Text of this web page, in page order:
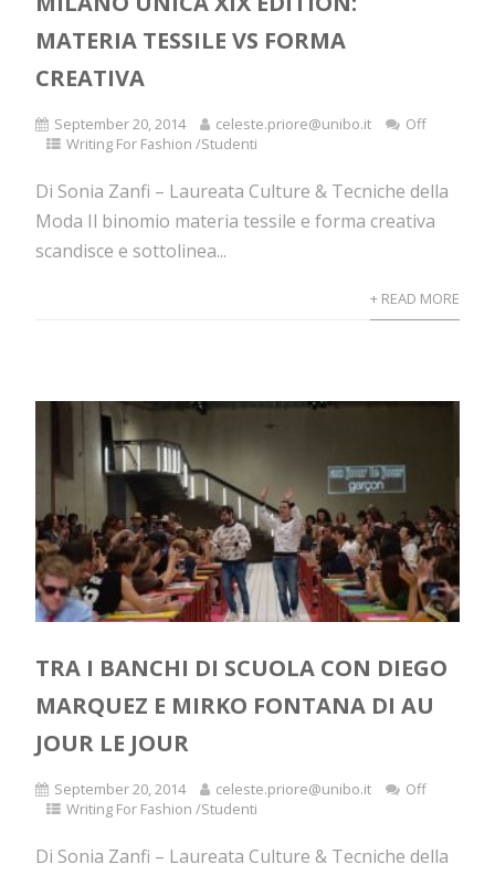
MATERIA TESSILE VS FORMA
CREATIVA
September 20, 2014 celeste.priore@unibo.it
Off
Writing For Fashion /Studenti
Di Sonia Zanfi – Laureata Culture & Tecniche della
Moda Il binomio materia tessile e forma creativa
scandisce e sottolinea...
+ READ MORE
TRA I BANCHI DI SCUOLA CON DIEGO
MARQUEZ E MIRKO FONTANA DI AU
JOUR LE JOUR
September 20, 2014 celeste.priore@unibo.it
Off
Writing For Fashion /Studenti
Di Sonia Zanfi – Laureata Culture & Tecniche della